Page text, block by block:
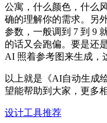
公寓，什么颜色，什么
确的理解你的需求。另
参数，一般调到 7 到 9
的话又会跑偏。要是还
AI 照着参考图来生成，
以上就是《AI自动生成
望能帮助到大家，更多
设计工具推荐